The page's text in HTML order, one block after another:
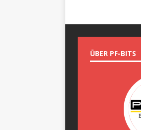
ÜBER PF-BITS